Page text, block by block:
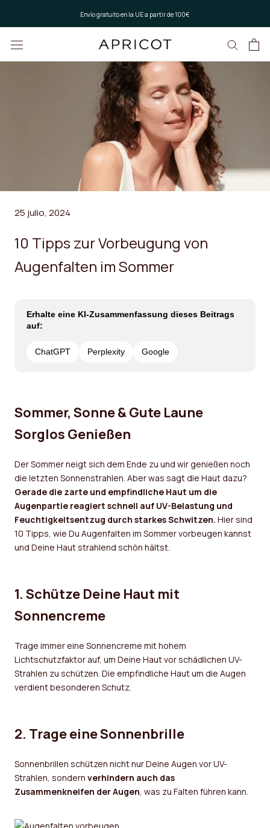
Envío gratuito en la UE a partir de 100€
25 julio, 2024
10 Tipps zur Vorbeugung von
Augenfalten im Sommer
Erhalte eine KI-Zusammenfassung dieses Beitrags
auf:
ChatGPT Perplexity Google
Sommer, Sonne & Gute Laune
Sorglos Genießen
Der Sommer neigt sich dem Ende zu und wir genießen noch
die letzten Sonnenstrahlen. Aber was sagt die Haut dazu?
Gerade die zarte und empfindliche Haut um die
Augenpartie reagiert schnell auf UV-Belastung und
Feuchtigkeitsentzug durch starkes Schwitzen. Hier sind
10 Tipps, wie Du Augenfalten im Sommer vorbeugen kannst
und Deine Haut strahlend schön hältst.
1. Schütze Deine Haut mit
Sonnencreme
Trage immer eine Sonnencreme mit hohem
Lichtschutzfaktor auf, um Deine Haut vor schädlichen UV-
Strahlen zu schützen. Die empfindliche Haut um die Augen
verdient besonderen Schutz.
2. Trage eine Sonnenbrille
Sonnenbrillen schützen nicht nur Deine Augen vor UV-
Strahlen, sondern verhindern auch das
Zusammenkneifen der Augen, was zu Falten führen kann.